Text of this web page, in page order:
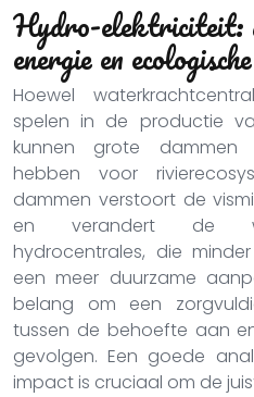
Hydro-elektriciteit:
energie en
Hoewel
spelen in de productie
kunnen grote dammen
hebben voor
dammen verstoort de
en verandert de
hydrocentrales, die
een meer duurzame
belang om een
tussen de behoefte aan
gevolgen. Een goede
impact is cruciaal om de